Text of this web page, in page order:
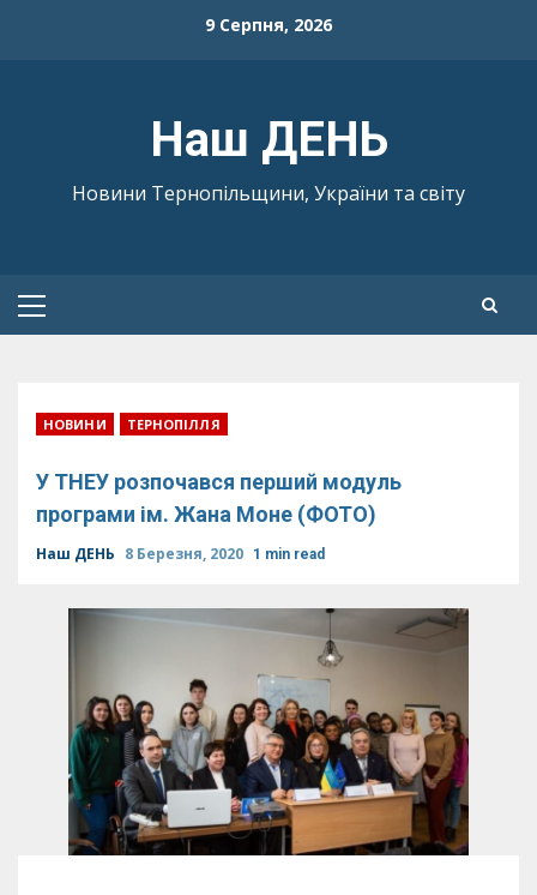
9 Серпня, 2026
Наш ДЕНЬ
Новини Тернопільщини, України та світу
Primary
НОВИНИ ТЕРНОПІЛЛЯ
У ТНЕУ розпочався перший модуль
програми ім. Жана Моне (ФОТО)
Наш ДЕНЬ 8 Березня, 2020 1 min read